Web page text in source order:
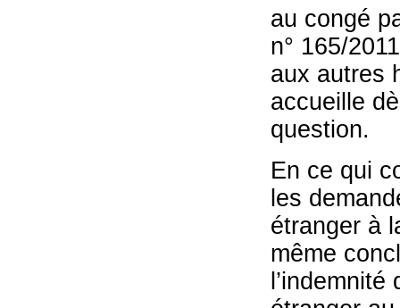
au congé
n° 165/
aux autres
accueille
question.
En ce qui
les
étranger à
même